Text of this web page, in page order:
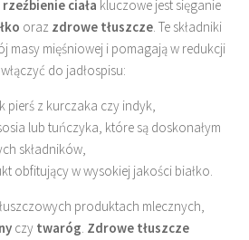
ciała kluczowe jest sięganie
oraz zdrowe tłuszcze. Te składniki
masy mięśniowej i pomagają w redukcji
do jadłospisu:
pierś z kurczaka czy indyk,
lub tuńczyka, które są doskonałym
składników,
obfitujący w wysokiej jakości białko.
produktach mlecznych,
czy twaróg. Zdrowe tłuszcze